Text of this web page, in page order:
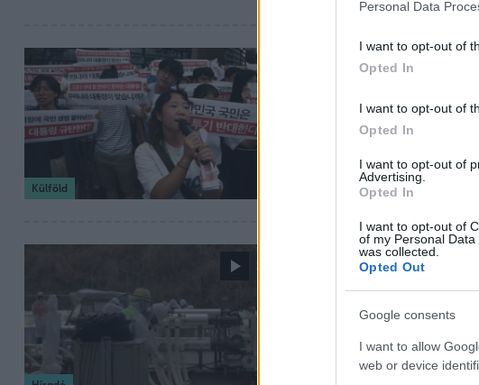
Personal Data
I want to opt-out of
Opted In
I want to opt-out of
Opted In
I want to opt-out of
Advertising.
Opted In
I want to opt-out of
of my Personal
was collected.
Opted Out
Google consents
I want to allow
web or device
Külföld
hűtővizét, hiába
2023. július 4. 16:46
Japán
Beleegyezett az ENSZ,
2011-es katasztrófa óta
Nemzetközi Atomenergia